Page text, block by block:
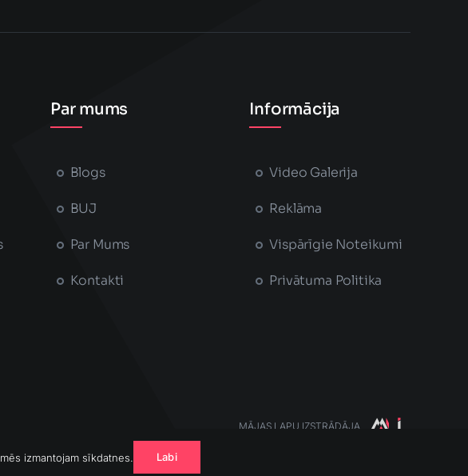
Par mums
Blogs
BUJ
Par Mums
Kontakti
Informācija
Video Galerija
Reklāma
Vispārīgie Noteikumi
Privātuma Politika
MĀJAS LAPU IZSTRĀDĀJA
izmantojam sīkdatnes. Labi